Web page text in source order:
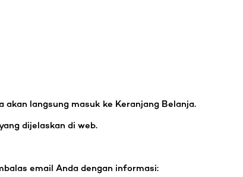
langsung masuk ke Keranjang Belanja.
dijelaskan di web.
email Anda dengan informasi: